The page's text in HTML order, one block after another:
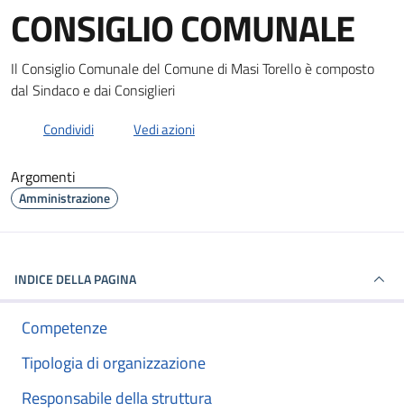
CONSIGLIO COMUNALE
Dettagli dell'unità organizzativa
Il Consiglio Comunale del Comune di Masi Torello è composto
dal Sindaco e dai Consiglieri
Condividi Vedi azioni
Argomenti
Amministrazione
INDICE DELLA PAGINA
Competenze
Tipologia di organizzazione
Responsabile della struttura